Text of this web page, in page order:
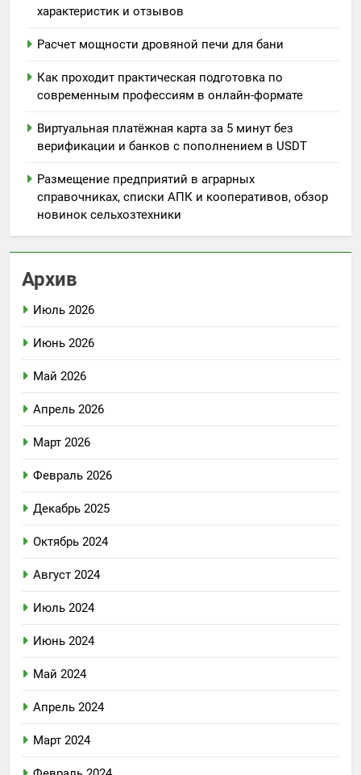
характеристик и отзывов
Расчет мощности дровяной печи для бани
Как проходит практическая подготовка по
современным профессиям в онлайн-формате
Виртуальная платёжная карта за 5 минут без
верификации и банков с пополнением в USDT
Размещение предприятий в аграрных
справочниках, списки АПК и кооперативов, обзор
новинок сельхозтехники
Архив
Июль 2026
Июнь 2026
Май 2026
Апрель 2026
Март 2026
Февраль 2026
Декабрь 2025
Октябрь 2024
Август 2024
Июль 2024
Июнь 2024
Май 2024
Апрель 2024
Март 2024